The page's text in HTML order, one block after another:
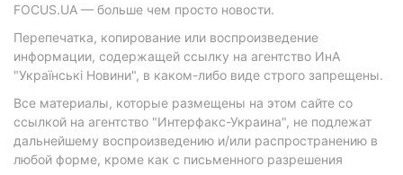
FOCUS.UA — больше чем просто новости.
Перепечатка, копирование или воспроизведение
информации, содержащей ссылку на агентство ИнА
"Українські Новини", в каком-либо виде строго запрещены.
Все материалы, которые размещены на этом сайте со
ссылкой на агентство "Интерфакс-Украина", не подлежат
дальнейшему воспроизведению и/или распространению в
любой форме, кроме как с письменного разрешения